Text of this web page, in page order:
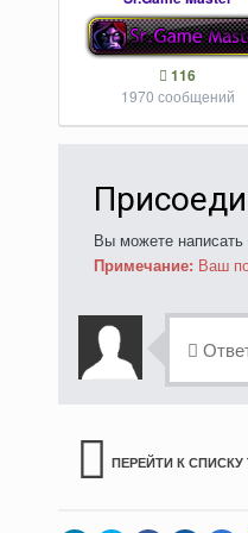
116
1970 сообщений
Вы можете написать
Примечание: Ваш
ПЕРЕЙТИ К СПИСКУ